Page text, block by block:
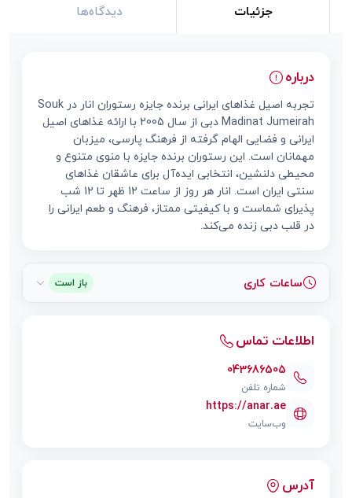
جزئیات دیدگاه‌ها
درباره
تجربه اصیل غذاهای ایرانی برنده جایزه رستوران انار در Souk
Madinat Jumeirah دبی از سال 2005 با ارائه غذاهای اصیل
ایرانی و فضایی الهام گرفته از فرهنگ پارسی، میزبان
مهمانان است. این رستوران برنده جایزه با منوی متنوع و
محیطی دلنشین، انتخابی ایده‌آل برای عاشقان غذاهای
سنتی ایران است. انار هر روز از ساعت 12 ظهر تا 12 شب
پذیرای شماست و با کیفیتی ممتاز، فرهنگ و طعم ایرانی را
در قلب دبی زنده می‌کند.
ساعات کاری باز است
اطلاعات تماس
043686505
شماره تلفن
https://anar.ae
وب‌سایت
آدرس